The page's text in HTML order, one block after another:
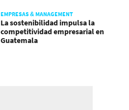
EMPRESAS & MANAGEMENT
La sostenibilidad impulsa la
competitividad empresarial en
Guatemala